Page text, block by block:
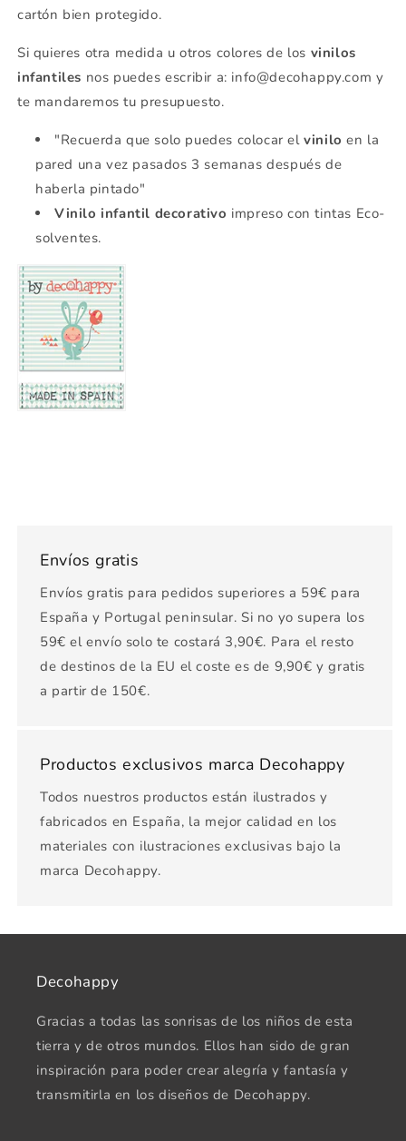
cartón bien protegido.
Si quieres otra medida u otros colores de los vinilos
infantiles nos puedes escribir a: info@decohappy.com y
te mandaremos tu presupuesto.
"Recuerda que solo puedes colocar elvinilo en la
pared una vez pasados 3 semanas después de
haberla pintado"
Vinilo infantil decorativo impreso con tintas Eco-
solventes.
Envíos gratis
Envíos gratis para pedidos superiores a 59€ para
España y Portugal peninsular. Si no yo supera los
59€ el envío solo te costará 3,90€. Para el resto
de destinos de la EU el coste es de 9,90€ y gratis
a partir de 150€.
Productos exclusivos marca Decohappy
Todos nuestros productos están ilustrados y
fabricados en España, la mejor calidad en los
materiales con ilustraciones exclusivas bajo la
marca Decohappy.
Decohappy
Gracias a todas las sonrisas de los niños de esta
tierra y de otros mundos. Ellos han sido de gran
inspiración para poder crear alegría y fantasía y
transmitirla en los diseños de Decohappy.